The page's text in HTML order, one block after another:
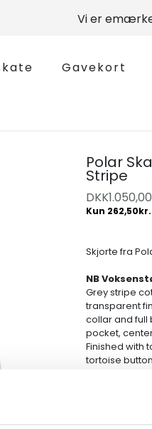
Vi er
Gavekort
Polar
Stripe
DKK1.050,00
Skjorte fra
NB
Grey stripe
transparent
collar and full
pocket,
Finished with
tortoise